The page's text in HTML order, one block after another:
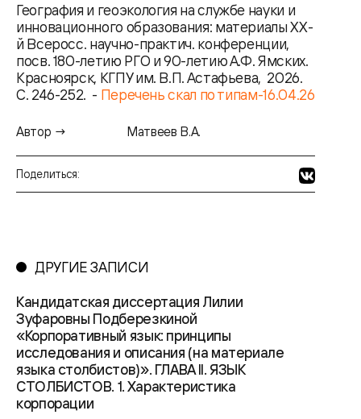
География и геоэкология на службе науки и
инновационного образования: материалы XX-
й Всеросс. научно-практич. конференции,
посв. 180-летию РГО и 90-летию А.Ф. Ямских.
Красноярск, КГПУ им. В.П. Астафьева, 2026.
С. 246-252. - Перечень скал по типам-16.04.26
Автор → Матвеев В.А.
Поделиться:
ДРУГИЕ ЗАПИСИ
Кандидатская диссертация Лилии
Зуфаровны Подберезкиной
«Корпоративный язык: принципы
исследования и описания (на материале
языка столбистов)». ГЛАВА II. ЯЗЫК
СТОЛБИСТОВ. 1. Характеристика
корпорации